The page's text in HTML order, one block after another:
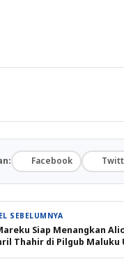
Facebook
SEBELUMNYA
Siap Menangkan
Thahir di Pilgub Maluku